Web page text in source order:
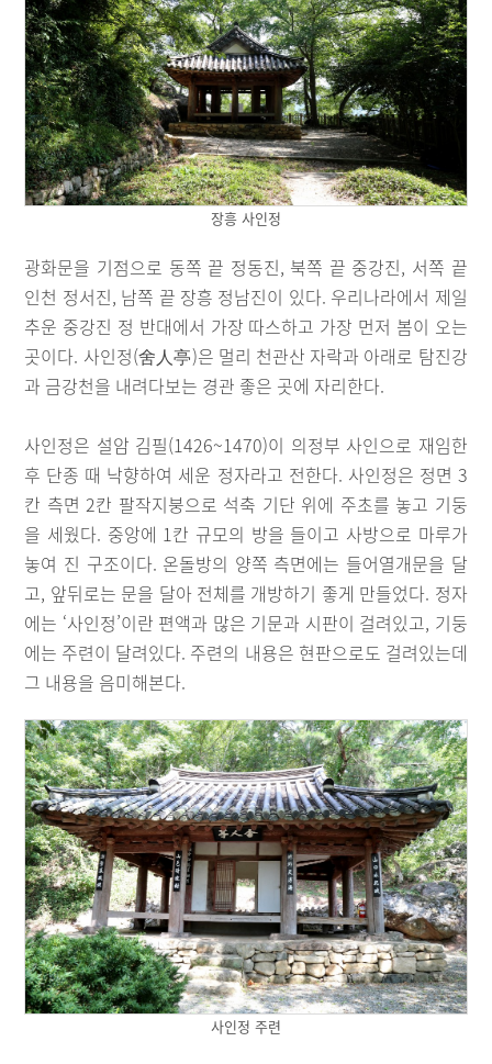
장흥 사인정
광화문을 기점으로 동쪽 끝 정동진, 북쪽 끝 중강진, 서쪽 끝
인천 정서진, 남쪽 끝 장흥 정남진이 있다. 우리나라에서 제일
추운 중강진 정 반대에서 가장 따스하고 가장 먼저 봄이 오는
곳이다. 사인정(舍人亭)은 멀리 천관산 자락과 아래로 탐진강
과 금강천을 내려다보는 경관 좋은 곳에 자리한다.
사인정은 설암 김필(1426~1470)이 의정부 사인으로 재임한
후 단종 때 낙향하여 세운 정자라고 전한다. 사인정은 정면 3
칸 측면 2칸 팔작지붕으로 석축 기단 위에 주초를 놓고 기둥
을 세웠다. 중앙에 1칸 규모의 방을 들이고 사방으로 마루가
놓여 진 구조이다. 온돌방의 양쪽 측면에는 들어열개문을 달
고, 앞뒤로는 문을 달아 전체를 개방하기 좋게 만들었다. 정자
에는 ‘사인정’이란 편액과 많은 기문과 시판이 걸려있고, 기둥
에는 주련이 달려있다. 주련의 내용은 현판으로도 걸려있는데
그 내용을 음미해본다.
사인정 주련